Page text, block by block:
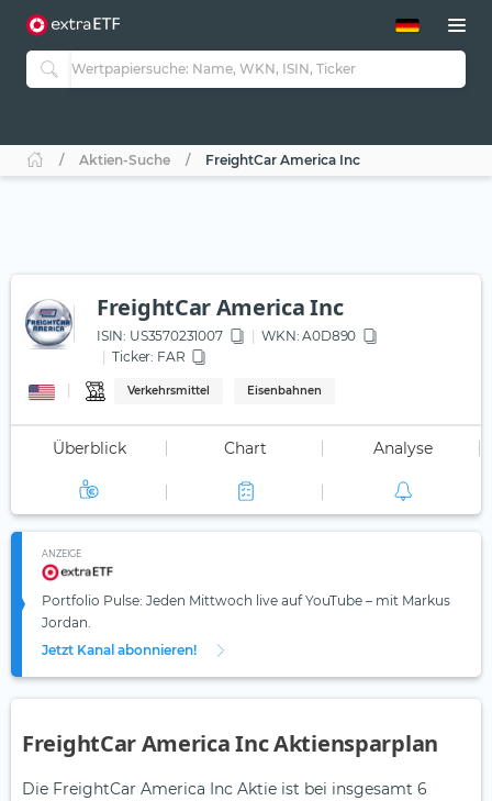
ETF-Guide 2.0
Guide Aktive ETFs
ETF-Sparpläne
Aktien-Suche FreightCar America Inc
FreightCar America Inc
ISIN: US3570231007 WKN: A0D890
Ticker: FAR
Verkehrsmittel Eisenbahnen
Überblick Chart Analyse
ANZEIGE
Portfolio Pulse: Jeden Mittwoch live auf YouTube – mit Markus
Jordan.
Jetzt Kanal abonnieren!
FreightCar America Inc Aktiensparplan
Die FreightCar America Inc Aktie ist bei insgesamt 6